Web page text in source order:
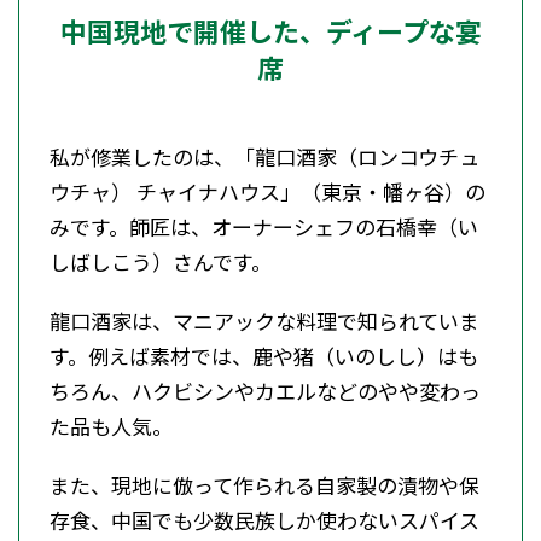
中国現地で開催した、ディープな宴
席
私が修業したのは、「龍口酒家（ロンコウチュ
ウチャ） チャイナハウス」（東京・幡ヶ谷）の
みです。師匠は、オーナーシェフの石橋幸（い
しばしこう）さんです。
龍口酒家は、マニアックな料理で知られていま
す。例えば素材では、鹿や猪（いのしし）はも
ちろん、ハクビシンやカエルなどのやや変わっ
た品も人気。
また、現地に倣って作られる自家製の漬物や保
存食、中国でも少数民族しか使わないスパイス